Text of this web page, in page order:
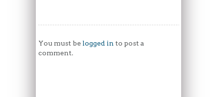
You must be logged in to post a
comment.